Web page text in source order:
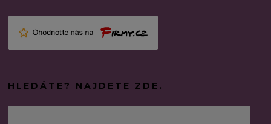
HLEDÁTE? NAJDETE ZDE.